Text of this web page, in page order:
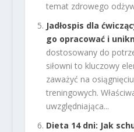
temat zdrowego
Jadłospis dla
go opracować i
dostosowany do
siłowni to kluczowy
zaważyć na
treningowych.
uwzględniająca...
Dieta 14 dni: Jak